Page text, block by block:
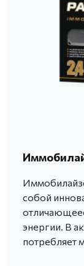
собой
энергии. В
потребляет